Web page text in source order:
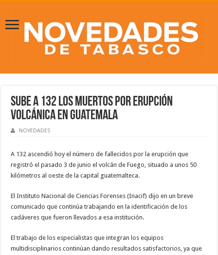
Sube a 132 los muertos por erupción
volcánica en Guatemala
NOVEDADES
A 132 ascendió hoy el número de fallecidos por la erupción que
registró el pasado 3 de junio el volcán de Fuego, situado a unos 50
kilómetros al oeste de la capital guatemalteca.
El Instituto Nacional de Ciencias Forenses (Inacif) dijo en un breve
comunicado que continúa trabajando en la identificación de los
cadáveres que fueron llevados a esa institución.
El trabajo de los especialistas que integran los equipos
multidisciplinarios continúan dando resultados satisfactorios, ya que